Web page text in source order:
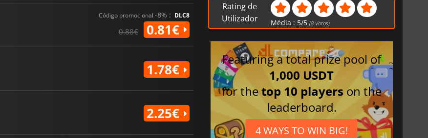
Código promocional -8% : DLC8
0.88€ 0.81€
1.78€
2.25€
Rating de
Utilizador
Média : 5/5 (8 Votos)
Featuring a total prize pool of
1,000 USDT
for thetop 10 players on the
leaderboard.
4 WAYS TO WIN BIG!